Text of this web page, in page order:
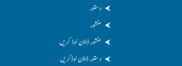
دستور
منشور
منشور ڈاؤن لوڈ کریں
دستور ڈاؤن لوڈکریں